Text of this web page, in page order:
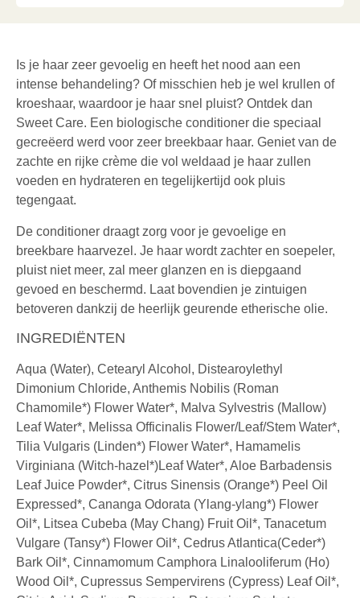
Is je haar zeer gevoelig en heeft het nood aan een
intense behandeling? Of misschien heb je wel krullen of
kroeshaar, waardoor je haar snel pluist? Ontdek dan
Sweet Care. Een biologische conditioner die speciaal
gecreëerd werd voor zeer breekbaar haar. Geniet van de
zachte en rijke crème die vol weldaad je haar zullen
voeden en hydrateren en tegelijkertijd ook pluis
tegengaat.
De conditioner draagt zorg voor je gevoelige en
breekbare haarvezel. Je haar wordt zachter en soepeler,
pluist niet meer, zal meer glanzen en is diepgaand
gevoed en beschermd. Laat bovendien je zintuigen
betoveren dankzij de heerlijk geurende etherische olie.
INGREDIËNTEN
Aqua (Water), Cetearyl Alcohol, Distearoylethyl
Dimonium Chloride, Anthemis Nobilis (Roman
Chamomile*) Flower Water*, Malva Sylvestris (Mallow)
Leaf Water*, Melissa Officinalis Flower/Leaf/Stem Water*,
Tilia Vulgaris (Linden*) Flower Water*, Hamamelis
Virginiana (Witch-hazel*)Leaf Water*, Aloe Barbadensis
Leaf Juice Powder*, Citrus Sinensis (Orange*) Peel Oil
Expressed*, Cananga Odorata (Ylang-ylang*) Flower
Oil*, Litsea Cubeba (May Chang) Fruit Oil*, Tanacetum
Vulgare (Tansy*) Flower Oil*, Cedrus Atlantica(Ceder*)
Bark Oil*, Cinnamomum Camphora Linalooliferum (Ho)
Wood Oil*, Cupressus Sempervirens (Cypress) Leaf Oil*,